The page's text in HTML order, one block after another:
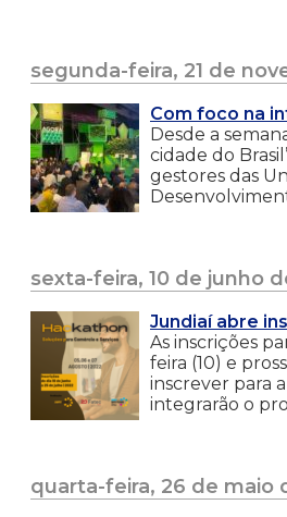
segunda-feira, 21 de
Com foco na
Desde a
cidade do
gestores das
sexta-feira, 10 de junho
Jundiaí abre
As inscrições
feira (10) e
inscrever para
integrarão o
quarta-feira, 26 de maio